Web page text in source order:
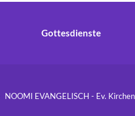
Gottesdienste
NOOMI EVANGELISCH - Ev.